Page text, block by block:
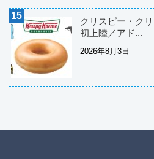
クリスピー・ク
初上陸／アド...
2026年8月3日